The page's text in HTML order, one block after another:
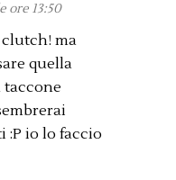
ore 13:50
ma
quella
:P io lo faccio